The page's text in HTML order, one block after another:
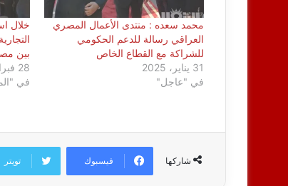
محمد سعده : منتدى الأعمال المصري
العراقي رسالة للدعم الحكومي
للشراكة مع القطاع الخاص
31 يناير، 2025
في "عاجل"
خلال
بين
28 فبراير، 2020
في
شاركها فيسبوك تويتر